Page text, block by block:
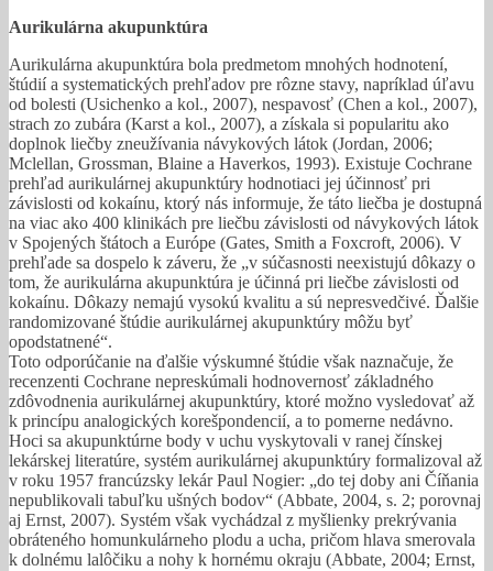
Aurikulárna akupunktúra
Aurikulárna akupunktúra bola predmetom mnohých hodnotení,
štúdií a systematických prehľadov pre rôzne stavy, napríklad úľavu
od bolesti (Usichenko a kol., 2007), nespavosť (Chen a kol., 2007),
strach zo zubára (Karst a kol., 2007), a získala si popularitu ako
doplnok liečby zneužívania návykových látok (Jordan, 2006;
Mclellan, Grossman, Blaine a Haverkos, 1993). Existuje Cochrane
prehľad aurikulárnej akupunktúry hodnotiaci jej účinnosť pri
závislosti od kokaínu, ktorý nás informuje, že táto liečba je dostupná
na viac ako 400 klinikách pre liečbu závislosti od návykových látok
v Spojených štátoch a Európe (Gates, Smith a Foxcroft, 2006). V
prehľade sa dospelo k záveru, že „v súčasnosti neexistujú dôkazy o
tom, že aurikulárna akupunktúra je účinná pri liečbe závislosti od
kokaínu. Dôkazy nemajú vysokú kvalitu a sú nepresvedčivé. Ďalšie
randomizované štúdie aurikulárnej akupunktúry môžu byť
opodstatnené“.
Toto odporúčanie na ďalšie výskumné štúdie však naznačuje, že
recenzenti Cochrane nepreskúmali hodnovernosť základného
zdôvodnenia aurikulárnej akupunktúry, ktoré možno vysledovať až
k princípu analogických korešpondencií, a to pomerne nedávno.
Hoci sa akupunktúrne body v uchu vyskytovali v ranej čínskej
lekárskej literatúre, systém aurikulárnej akupunktúry formalizoval až
v roku 1957 francúzsky lekár Paul Nogier: „do tej doby ani Číňania
nepublikovali tabuľku ušných bodov“ (Abbate, 2004, s. 2; porovnaj
aj Ernst, 2007). Systém však vychádzal z myšlienky prekrývania
obráteného homunkulárneho plodu a ucha, pričom hlava smerovala
k dolnému lalôčiku a nohy k hornému okraju (Abbate, 2004; Ernst,